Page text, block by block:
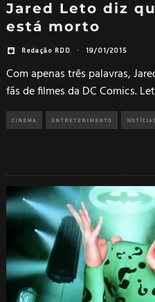
Jared Leto diz
está morto
Redação RDD · 19/01/2015
Com apenas três palavras,
fãs de filmes da DC Comics.
CINEMA ENTRETENIMENTO NOTÍCIAS